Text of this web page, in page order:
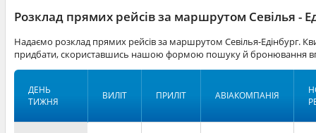
Розклад прямих рейсів за маршрутом Севілья -
Надаємо розклад прямих рейсів за маршрутом Севілья-Едінбург.
придбати, скориставшись нашою формою пошуку й бронювання
ДЕНЬ
ТИЖНЯ
ВИЛІТ ПРИЛІТ АВІАКОМПАНІЯ